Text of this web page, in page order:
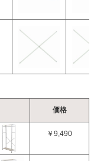
価格
￥9,490